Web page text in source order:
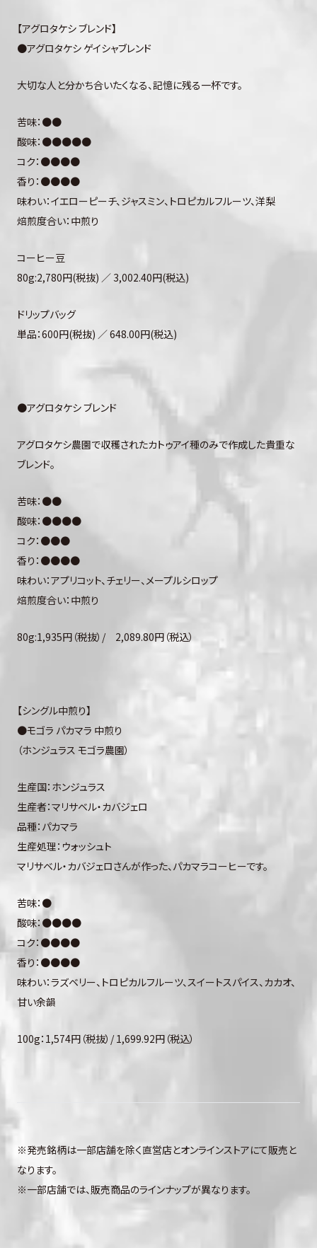
【アグロタケシ ブレンド】
●アグロタケシ ゲイシャブレンド
大切な人と分かち合いたくなる、記憶に残る一杯です。
苦味：●●
酸味：●●●●●
コク：●●●●
香り：●●●●
味わい：イエローピーチ、ジャスミン、トロピカルフルーツ、洋梨
焙煎度合い：中煎り
コーヒー豆
80g:2,780円(税抜) ／ 3,002.40円(税込)
ドリップバッグ
単品：600円(税抜) ／ 648.00円(税込)
●アグロタケシ ブレンド
アグロタケシ農園で収穫されたカトゥアイ種のみで作成した貴重な
ブレンド。
苦味：●●
酸味：●●●●
コク：●●●
香り：●●●●
味わい：アプリコット、チェリー、メープルシロップ
焙煎度合い：中煎り
80g:1,935円（税抜）/ 2,089.80円（税込）
【シングル中煎り】
●モゴラ パカマラ 中煎り
（ホンジュラス モゴラ農園）
生産国：ホンジュラス
生産者：マリサベル・カバジェロ
品種：パカマラ
生産処理：ウォッシュト
マリサベル・カバジェロさんが作った、パカマラコーヒーです。
苦味：●
酸味：●●●●
コク：●●●●
香り：●●●●
味わい：ラズベリー、トロピカルフルーツ、スイートスパイス、カカオ、
甘い余韻
100g：1,574円（税抜）/ 1,699.92円（税込）
※発売銘柄は一部店舗を除く直営店とオンラインストアにて販売と
なります。
※一部店舗では、販売商品のラインナップが異なります。